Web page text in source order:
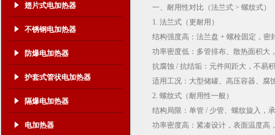
翅片式电加热器
不锈钢电加热器
防爆电加热器
护套式管状电加热器
隔爆电加热器
电加热器
一、耐用性对比（法兰式 > 螺纹式）
1. 法兰式（更耐用）
结构强度高：法兰盘 + 螺栓固定，密
功率密度低：多管排布、散热面积大
抗腐蚀 / 抗结垢：元件间距大，不易
适用工况：大型储罐、高压容器、腐
2. 螺纹式（耐用性一般）
结构局限：单管 / 少管、螺纹旋入，
功率密度高：紧凑设计，表面温度高